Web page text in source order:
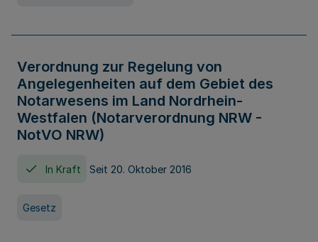
Verordnung zur Regelung von
Angelegenheiten auf dem Gebiet des
Notarwesens im Land Nordrhein-
Westfalen (Notarverordnung NRW -
NotVO NRW)
In Kraft Seit 20. Oktober 2016
Gesetz